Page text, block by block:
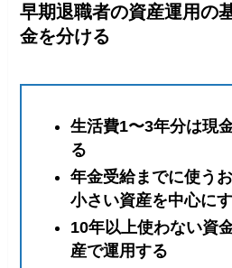
早期退職者の資産運用の
金を分ける
生活費1〜3年分は現
る
年金受給までに使う
小さい資産を中心に
10年以上使わない資
産で運用する